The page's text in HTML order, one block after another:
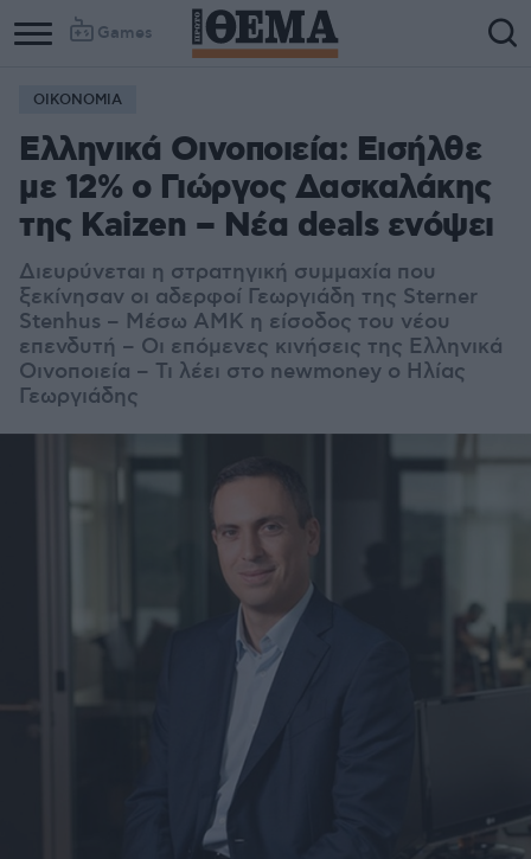
Games
ΟΙΚΟΝΟΜΙΑ
Ελληνικά Οινοποιεία: Εισήλθε
με 12% ο Γιώργος Δασκαλάκης
της Kaizen – Νέα deals ενόψει
Διευρύνεται η στρατηγική συμμαχία που
ξεκίνησαν οι αδερφοί Γεωργιάδη της Sterner
Stenhus – Μέσω ΑΜΚ η είσοδος του νέου
επενδυτή – Οι επόμενες κινήσεις της Ελληνικά
Οινοποιεία – Τι λέει στο newmoney ο Ηλίας
Γεωργιάδης